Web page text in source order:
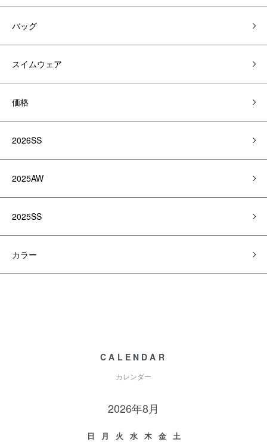
バッグ
スイムウェア
価格
2026SS
2025AW
2025SS
カラー
CALENDAR
カレンダー
2026年8月
日 月 火 水 木 金
土